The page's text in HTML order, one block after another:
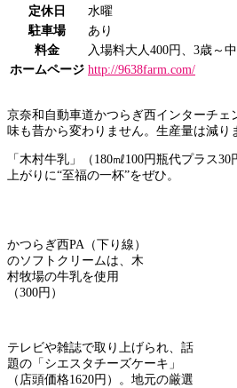
定休日
水曜
駐車場
あり
料金
入場料大人400円、3歳～
ホームページ http://9638farm.com/
京奈和自動車道かつらぎ西インターチ
味も昔から変わりません。生産量は減り
「木村牛乳」（180㎖100円瓶代プラス
上がりに“至福の一杯”をぜひ。
かつらぎ西PA（下り線）
のソフトクリームは、木
村牧場の牛乳を使用
（300円）
テレビや雑誌で取り上げられ、話
題の「シエスタチーズケーキ」
（店頭価格1620円）。地元の厳選